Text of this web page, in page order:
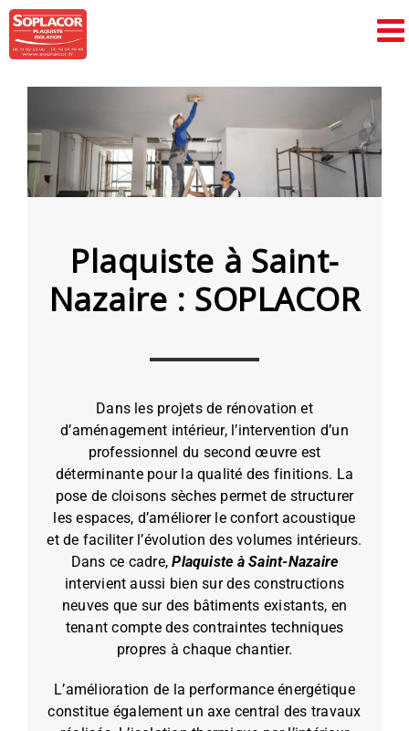
Passer
au
contenu
Plaquiste à Saint-
Nazaire : SOPLACOR
Dans les projets de rénovation et
d’aménagement intérieur, l’intervention d’un
professionnel du second œuvre est
déterminante pour la qualité des finitions. La
pose de cloisons sèches permet de structurer
les espaces, d’améliorer le confort acoustique
et de faciliter l’évolution des volumes intérieurs.
Dans ce cadre,Plaquiste à Saint-Nazaire
intervient aussi bien sur des constructions
neuves que sur des bâtiments existants, en
tenant compte des contraintes techniques
propres à chaque chantier.
L’amélioration de la performance énergétique
constitue également un axe central des travaux